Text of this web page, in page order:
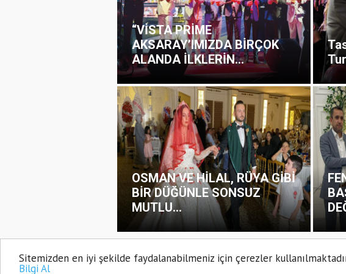
Sitemizden en iyi şekilde faydalanabilmeniz için çerezler
Bilgi Al
“VİSTA PRİME
AKSARAY’IMIZDA BİRÇOK
ALANDA İLKLERİN...
OSMAN VE HİLAL, RÜYA GİBİ
BİR DÜĞÜNLE SONSUZ
MUTLU...
AKSARAY PORTAL 2021